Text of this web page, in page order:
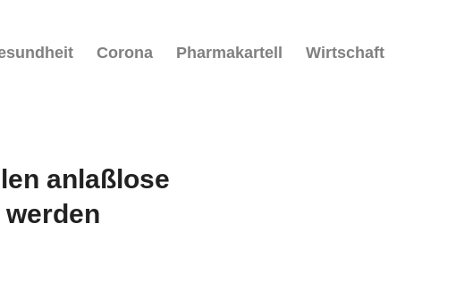
Corona Pharmakartell Wirtschaft
anlaßlose